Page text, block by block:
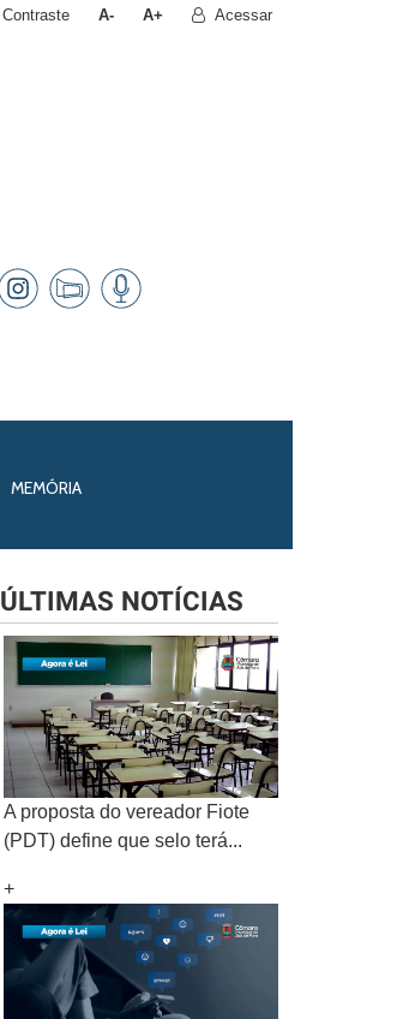
Contraste A- A+ Acessar
MEMÓRIA
ÚLTIMAS NOTÍCIAS
A proposta do vereador Fiote
(PDT) define que selo terá...
+